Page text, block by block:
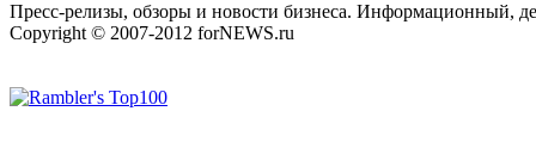
Пресс-релизы, обзоры и новости бизнеса. Информационный,
Copyright © 2007-2012 forNEWS.ru